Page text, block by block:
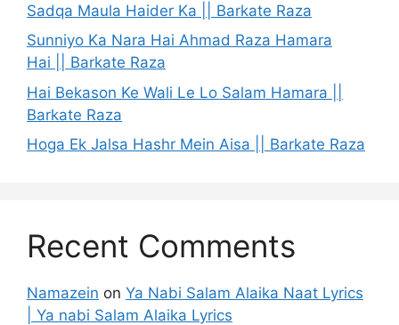
Sadqa Maula Haider Ka || Barkate Raza
Sunniyo Ka Nara Hai Ahmad Raza Hamara
Hai || Barkate Raza
Hai Bekason Ke Wali Le Lo Salam Hamara ||
Barkate Raza
Hoga Ek Jalsa Hashr Mein Aisa || Barkate Raza
Recent Comments
Namazein on Ya Nabi Salam Alaika Naat Lyrics
| Ya nabi Salam Alaika Lyrics